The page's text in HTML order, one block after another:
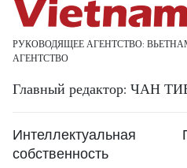
РУКОВОДЯЩЕЕ АГЕНТСТВО:
АГЕНТСТВО
Главный редактор: ЧАН
Интеллектуальная
собственность